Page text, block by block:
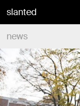
slanted
news